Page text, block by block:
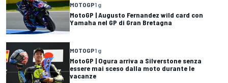
MOTOGP1 g
MotoGP | Augusto Fernandez wild card con
Yamaha nel GP di Gran Bretagna
MOTOGP1 g
MotoGP | Ogura arriva a Silverstone senza
essere mai sceso dalla moto durante le
vacanze